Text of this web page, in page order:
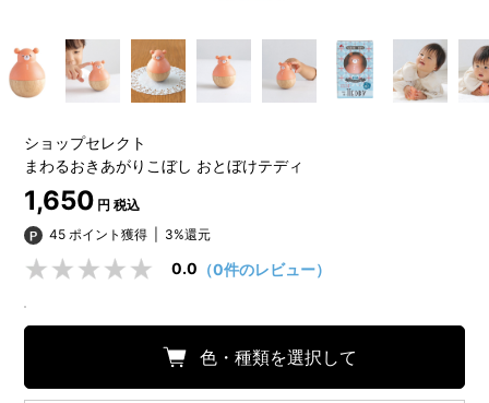
ショップセレクト
まわるおきあがりこぼし おとぼけテディ
1,650 円 税込
45 ポイント獲得
3%還元
0.0 （0件のレビュー）
色・種類を選択して